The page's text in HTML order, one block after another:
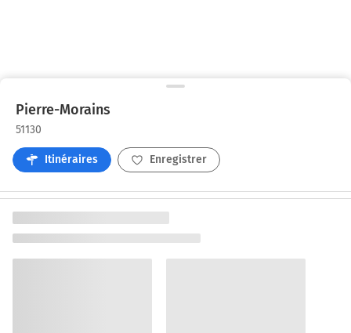
Pierre-Morains
51130
Itinéraires Enregistrer